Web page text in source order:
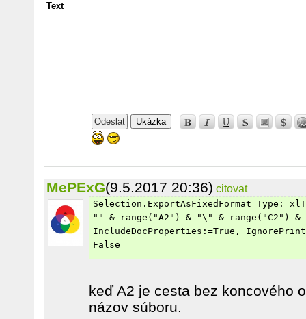
Text
Ukázka
MePExG(9.5.2017 20:36) citovat
Selection.ExportAsFixedFormat
"" & range("A2") & "\" & range("C2")
IncludeDocProperties:=True,
False
keď A2 je cesta bez koncového
názov súboru.